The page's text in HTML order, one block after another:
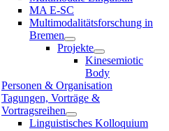
MA E-SC
Multimodalitätsforschung in
Bremen
Projekte
Kinesemiotic
Body
Personen & Organisation
Tagungen, Vorträge &
Vortragsreihen
Linguistisches Kolloquium